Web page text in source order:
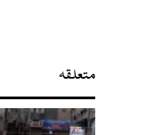
متعلقہ